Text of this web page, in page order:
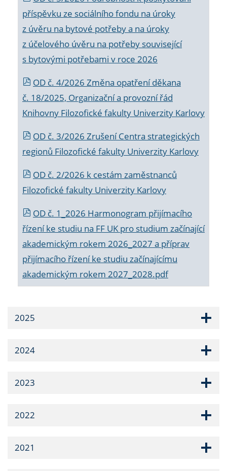
příspěvku ze sociálního fondu na úroky
z úvěru na bytové potřeby a na úroky
z účelového úvěru na potřeby související
s bytovými potřebami v roce 2026
OD č. 4/2026 Změna opatření děkana
č. 18/2025, Organizační a provozní řád
Knihovny Filozofické fakulty Univerzity Karlovy
OD č. 3/2026 Zrušení Centra strategických
regionů Filozofické fakulty Univerzity Karlovy
OD č. 2/2026 k cestám zaměstnanců
Filozofické fakulty Univerzity Karlovy
OD č. 1_2026 Harmonogram přijímacího
řízení ke studiu na FF UK pro studium začínající
akademickým rokem 2026_2027 a příprav
přijímacího řízení ke studiu začínajícímu
akademickým rokem 2027_2028.pdf
2025
2024
2023
2022
2021